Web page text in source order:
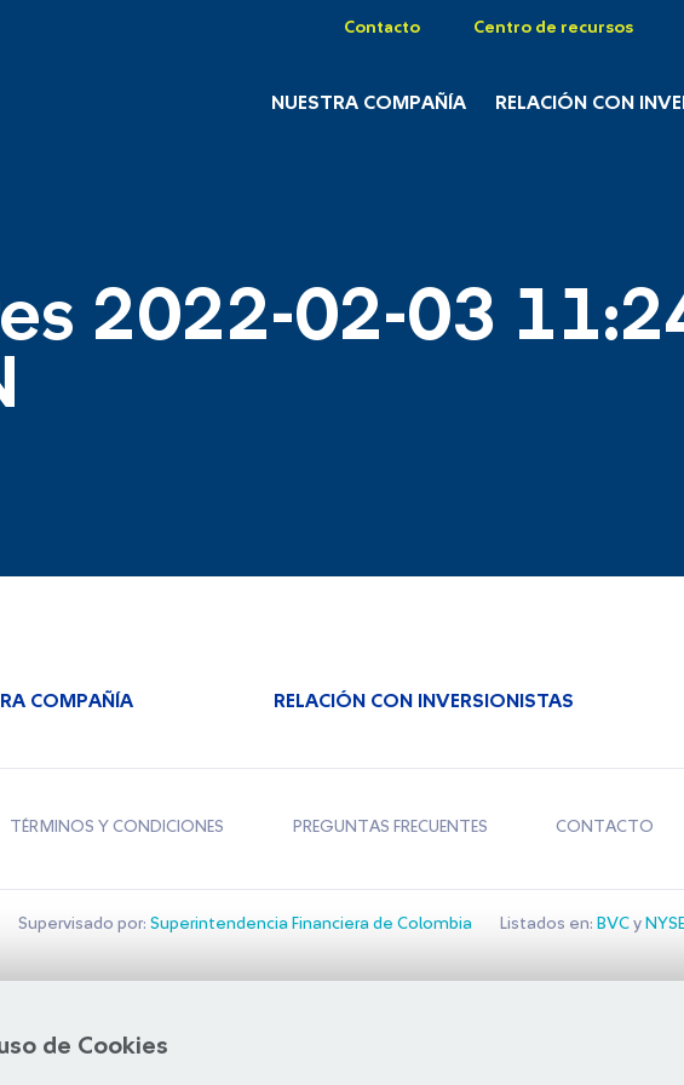
Contacto Centro de recursos
NUESTRA COMPAÑÍA RELACIÓN CON
2022-02-03
de Cookies
COMPAÑÍA RELACIÓN CON INVERSIONISTAS
TÉRMINOS Y CONDICIONES PREGUNTAS FRECUENTES CONTACTO
Supervisado por: Superintendencia Financiera de Colombia Listados en: BVCy